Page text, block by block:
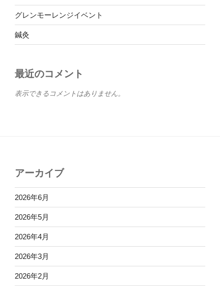
グレンモーレンジイベント
鍼灸
最近のコメント
表示できるコメントはありません。
アーカイブ
2026年6月
2026年5月
2026年4月
2026年3月
2026年2月